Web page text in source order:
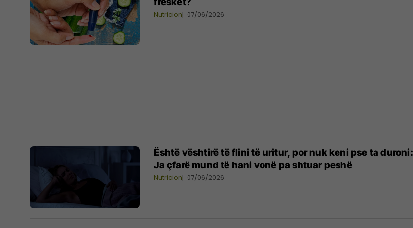
freskët?
Nutricion 07/06/2026
Është vështirë të flini të uritur, por nuk keni pse ta duroni:
Ja çfarë mund të hani vonë pa shtuar peshë
Nutricion 07/06/2026